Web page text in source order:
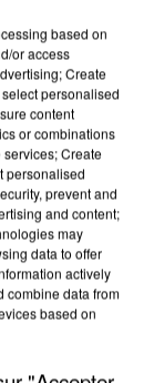
based on
or access
Create
personalised
content
or combinations
Create
personalised
prevent and
and content;
may
data to offer
actively
combine data from
based on